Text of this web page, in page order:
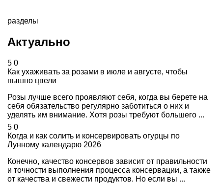
разделы
Актуально
5 0
Как ухаживать за розами в июле и августе, чтобы
пышно цвели
Розы лучше всего проявляют себя, когда вы берете на
себя обязательство регулярно заботиться о них и
уделять им внимание. Хотя розы требуют большего ...
5 0
Когда и как солить и консервировать огурцы по
Лунному календарю 2026
Конечно, качество консервов зависит от правильности
и точности выполнения процесса консервации, а также
от качества и свежести продуктов. Но если вы ...